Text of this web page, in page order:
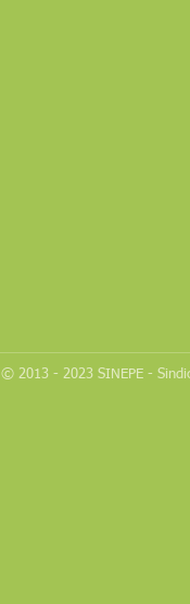
© 2013 - 2023 SINEPE -